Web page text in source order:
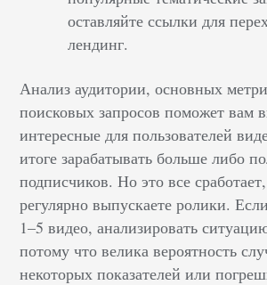
оставляйте ссылки для
лендинг.
Анализ аудитории, основных
поисковых запросов поможет вам
интересные для пользователей
итоге зарабатывать больше либо
подписчиков. Но это все
регулярно выпускаете ролики.
1–5 видео, анализировать
потому что велика вероятность
некоторых показателей или